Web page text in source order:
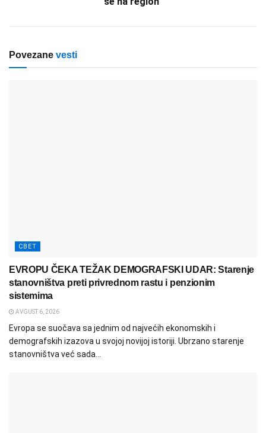
Povezane vesti
СВЕТ
EVROPU ČEKA TEŽAK DEMOGRAFSKI UDAR: Starenje
stanovništva preti privrednom rastu i penzionim
sistemima
AVGUST 6, 2026
Evropa se suočava sa jednim od najvećih ekonomskih i
demografskih izazova u svojoj novijoj istoriji. Ubrzano starenje
stanovništva već sada...